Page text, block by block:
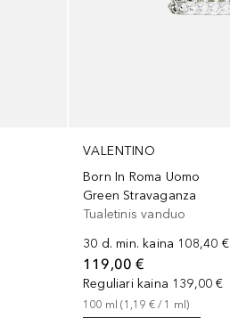
VALENTINO
Born In Roma Uomo
Green Stravaganza
Tualetinis vanduo
30 d. min. kaina 108,40 €
119,00 €
Reguliari kaina 139,00 €
100 ml (1,19 € / 1 ml)